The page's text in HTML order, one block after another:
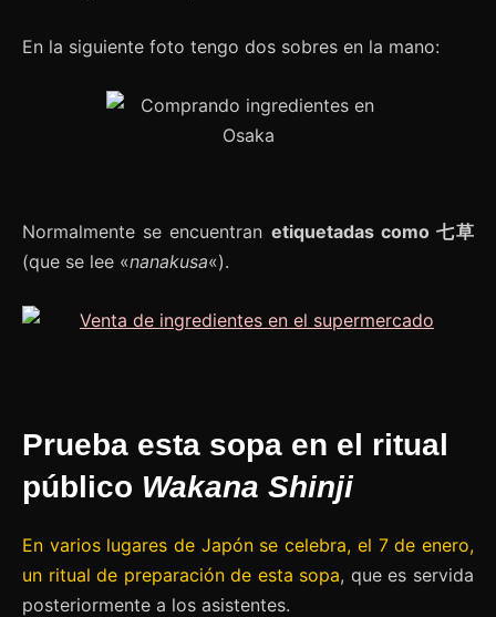
En la siguiente foto tengo dos sobres en la mano:
Normalmente se encuentran etiquetadas como 七草
(que se lee «nanakusa«).
Prueba esta sopa en el ritual
público Wakana Shinji
En varios lugares de Japón se celebra, el 7 de enero,
un ritual de preparación de esta sopa, que es servida
posteriormente a los asistentes.